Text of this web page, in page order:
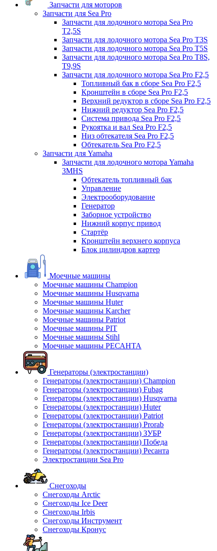
Запчасти для моторов
Запчасти для Sea Pro
Запчасти для лодочного мотора Sea Pro
Т2,5S
Запчасти для лодочного мотора Sea Pro Т3S
Запчасти для лодочного мотора Sea Pro Т5S
Запчасти для лодочного мотора Sea Pro Т8S,
T9,9S
Запчасти для лодочного мотора Sea Pro F2,5
Топливный бак в сборе Sea Pro F2,5
Кронштейн в сборе Sea Pro F2,5
Верхний редуктор в сборе Sea Pro F2,5
Нижний редуктор Sea Pro F2,5
Система привода Sea Pro F2,5
Рукоятка и вал Sea Pro F2,5
Низ обтекателя Sea Pro F2,5
Обтекатель Sea Pro F2,5
Запчасти для Yamaha
Запчасти для лодочного мотора Yamaha
3MHS
Обтекатель топливный бак
Управление
Электрооборудование
Генератор
Заборное устройство
Нижний корпус привод
Стартёр
Кронштейн верхнего корпуса
Блок цилиндров картер
Моечные машины
Моечные машины Champion
Моечные машины Husqvarna
Моечные машины Huter
Моечные машины Karcher
Моечные машины Patriot
Моечные машины PIT
Моечные машины Stihl
Моечные машины РЕСАНТА
Генераторы (электростанции)
Генераторы (электростанции) Champion
Генераторы (электростанции) Fubag
Генераторы (электростанции) Husqvarna
Генераторы (электростанции) Huter
Генераторы (электростанции) Patriot
Генераторы (электростанции) Prorab
Генераторы (электростанции) ЗУБР
Генераторы (электростанции) Победа
Генераторы (электростанции) Ресанта
Электростанции Sea Pro
Снегоходы
Снегоходы Arctic
Снегоходы Ice Deer
Снегоходы Irbis
Снегоходы Инструмент
Снегоходы Кронус